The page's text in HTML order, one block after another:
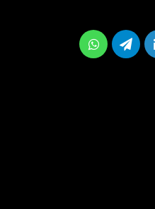
لينكدإنتيلقرامواتساب